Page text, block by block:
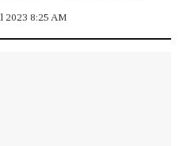
2023 8:25 AM